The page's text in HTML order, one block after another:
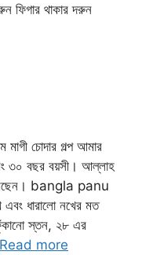
ফিগার থাকার দরুন
চোদার গল্প আমার
৩০ বছর বয়সী। আল্লাহ
করেছেন। bangla panu
ধারালো নখের মত
স্তন, ২৮ এর
Read more